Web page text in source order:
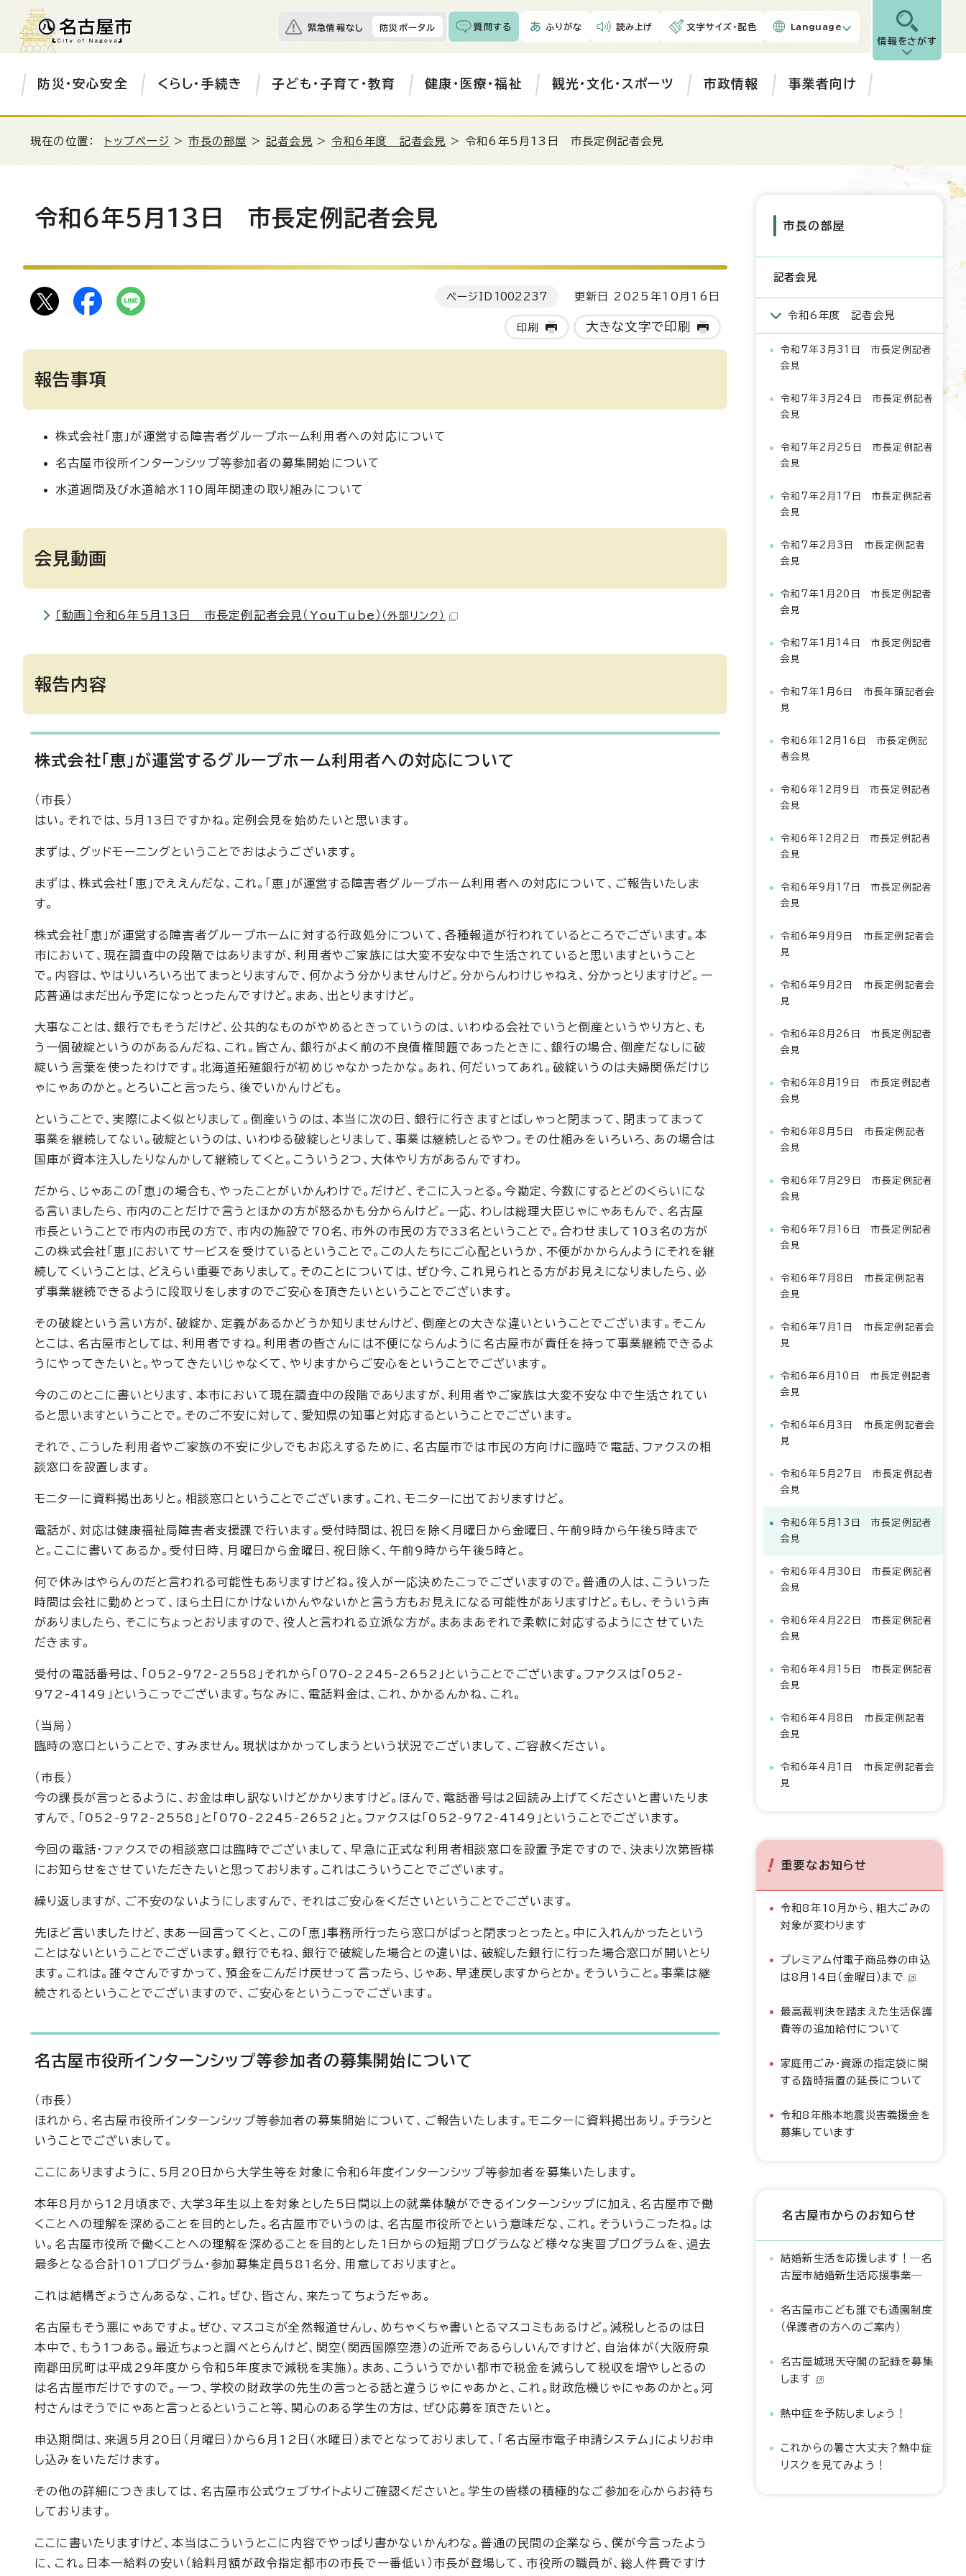
緊急情報なし 防災ポータル 質問する ふりがな 読み上げ 文字サイズ・配色 Language
情報をさがす
防災・安心安全 くらし・手続き 子ども・子育て・教育 健康・医療・福祉 観光・文化・スポーツ 市政情報 事業者向け
現在の位置： トップページ >市長の部屋 >記者会見>令和6年度 記者会見 > 令和6年5月13日 市長定例記者会見
令和6年5月13日 市長定例記者会見
ページID 1002237 更新日 2025年10月16日
印刷 大きな文字で印刷
報告事項
株式会社「恵」が運営する障害者グループホーム利用者への対応について
名古屋市役所インターンシップ等参加者の募集開始について
水道週間及び水道給水110周年関連の取り組みについて
会見動画
〔動画〕令和6年5月13日 市長定例記者会見（YouTube） （外部リンク）
報告内容
株式会社「恵」が運営するグループホーム利用者への対応について
（市長）
はい。それでは、5月13日ですかね。定例会見を始めたいと思います。
まずは、グッドモーニングということでおはようございます。
まずは、株式会社「恵」でええんだな、これ。「恵」が運営する障害者グループホーム利用者への対応について、ご報告いたしま
す。
株式会社「恵」が運営する障害者グループホームに対する行政処分について、各種報道が行われているところでございます。本
市において、現在調査中の段階ではありますが、利用者やご家族には大変不安な中で生活されていると思いますということ
で。内容は、やはりいろいろ出てまっとりますんで、何かよう分かりませんけど。分からんわけじゃねえ、分かっとりますけど。一
応普通はまだ出ん予定になっとったんですけど。まあ、出とりますけど。
大事なことは、銀行でもそうだけど、公共的なものがやめるときっていうのは、いわゆる会社でいうと倒産というやり方と、も
う一個破綻というのがあるんだね、これ。皆さん、銀行がよく前の不良債権問題であったときに、銀行の場合、倒産だなしに破
綻いう言葉を使ったわけです。北海道拓殖銀行が初めじゃなかったかな。あれ、何だいってあれ。破綻いうのは夫婦関係だけじ
ゃにゃあのかと。とろいこと言ったら、後でいかんけども。
ということで、実際によく似とりまして。倒産いうのは、本当に次の日、銀行に行きますとばしゃっと閉まって、閉まってまって
事業を継続してない。破綻というのは、いわゆる破綻しとりまして、事業は継続しとるやつ。その仕組みをいろいろ、あの場合は
国庫が資本注入したりなんかして継続してくと。こういう2つ、大体やり方があるんですわ。
だから、じゃあこの「恵」の場合も、やったことがいかんわけで。だけど、そこに入っとる。今勘定、今数にするとどのくらいにな
る言いましたら、市内のことだけで言うとほかの方が怒るかも分からんけど。一応、わしは総理大臣じゃにゃあもんで、名古屋
市長ということで市内の市民の方で、市内の施設で70名、市外の市民の方で33名ということで。合わせまして103名の方が
この株式会社「恵」においてサービスを受けているということで。この人たちにご心配というか、不便がかからんようにそれを継
続してくいうことは、どえらい重要でありまして。そのことについては、ぜひ今、これ見られとる方がお見えになりましたら、必
ず事業継続できるように段取りをしますのでご安心を頂きたいということでございます。
その破綻という言い方が、破綻か、定義があるかどうか知りませんけど、倒産との大きな違いということでございます。そこん
とこは、名古屋市としては、利用者ですね。利用者の皆さんには不便にならんように名古屋市が責任を持って事業継続できるよ
うにやってきたいと。やってきたいじゃなくて、やりますからご安心をということでございます。
今のこのとこに書いとります、本市において現在調査中の段階でありますが、利用者やご家族は大変不安な中で生活されてい
ると思いますということで。そのご不安に対して、愛知県の知事と対応するということでございます。
それで、こうした利用者やご家族の不安に少しでもお応えするために、名古屋市では市民の方向けに臨時で電話、ファクスの相
談窓口を設置します。
モニターに資料掲出ありと。相談窓口ということでございます。これ、モニターに出ておりますけど。
電話が、対応は健康福祉局障害者支援課で行います。受付時間は、祝日を除く月曜日から金曜日、午前9時から午後5時まで
と。ここに書いてあるか。受付日時、月曜日から金曜日、祝日除く、午前9時から午後5時と。
何で休みはやらんのだと言われる可能性もありますけどね。役人が一応決めたこっでございますので。普通の人は、こういった
時間は会社に勤めとって、ほら土日にかけないかんやないかと言う方もお見えになる可能性がありますけど。もし、そういう声
がありましたら、そこにちょっとおりますので、役人と言われる立派な方が。まあまあそれで柔軟に対応するようにさせていた
だきます。
受付の電話番号は、「052-972-2558」それから「070-2245-2652」ということでございます。ファクスは「052-
972-4149」というこっでございます。ちなみに、電話料金は、これ、かかるんかね、これ。
（当局）
臨時の窓口ということで、すみません。現状はかかってしまうという状況でございまして、ご容赦ください。
（市長）
今の課長が言っとるように、お金は申し訳ないけどかかりますけど。ほんで、電話番号は2回読み上げてくださいと書いたりま
すんで、「052-972-2558」と「070-2245-2652」と。ファクスは「052-972-4149」ということでございます。
今回の電話・ファクスでの相談窓口は臨時でございまして、早急に正式な利用者相談窓口を設置予定ですので、決まり次第皆様
にお知らせをさせていただきたいと思っております。これはこういうことでございます。
繰り返しますが、ご不安のないようにしますんで、それはご安心をくださいということでございます。
先ほど言いましたけど、まあ一回言ってくと、この「恵」事務所行ったら窓口がぱっと閉まっとったと。中に入れんかったという
ことはないということでございます。銀行でもね、銀行で破綻した場合との違いは、破綻した銀行に行った場合窓口が開いとり
ます。これは。誰々さんですかって、預金をこんだけ戻せって言ったら、じゃあ、早速戻しますからとか。そういうこと。事業は継
続されるということでございますので、ご安心をというこっでございます。
名古屋市役所インターンシップ等参加者の募集開始について
（市長）
ほれから、名古屋市役所インターンシップ等参加者の募集開始について、ご報告いたします。モニターに資料掲出あり。チラシと
いうことでございまして。
ここにありますように、5月20日から大学生等を対象に令和6年度インターンシップ等参加者を募集いたします。
本年8月から12月頃まで、大学3年生以上を対象とした5日間以上の就業体験ができるインターンシップに加え、名古屋市で働
くことへの理解を深めることを目的とした。名古屋市でいうのは、名古屋市役所でという意味だな、これ。そういうこったね。は
い。名古屋市役所で働くことへの理解を深めることを目的とした1日からの短期プログラムなど様々な実習プログラムを、過去
最多となる合計101プログラム・参加募集定員581名分、用意しておりますと。
これは結構ぎょうさんあるな、これ。ぜひ、皆さん、来たってちょうだゃあ。
名古屋もそう悪にゃあですよ。ぜひ、マスコミが全然報道せんし、めちゃくちゃ書いとるマスコミもあるけど。減税しとるのは日
本中で、もう1つある。最近ちょっと調べとらんけど、関空（関西国際空港）の近所であるらしいんですけど、自治体が（大阪府泉
南郡田尻町は平成29年度から令和5年度まで減税を実施）。まあ、こういうでかい都市で税金を減らして税収を増やしとるの
は名古屋市だけですので。一つ、学校の財政学の先生の言っとる話と違うじゃにゃあかと、これ。財政危機じゃにゃあのかと。河
村さんはそうでにゃあと言っとるということ等、関心のある学生の方は、ぜひ応募を頂きたいと。
申込期間は、来週5月20日（月曜日）から6月12日（水曜日）までとなっておりまして、「名古屋市電子申請システム」によりお申
し込みをいただけます。
その他の詳細につきましては、名古屋市公式ウェブサイトよりご確認くださいと。学生の皆様の積極的なご参加を心からお待ち
しております。
ここに書いたりますけど、本当はこういうとこに内容でやっぱり書かないかんわな。普通の民間の企業なら、僕が今言ったよう
に、これ。日本一給料の安い（給料月額が政令指定都市の市長で一番低い）市長が登場して、市役所の職員が、総人件費ですけ
市長の部屋
記者会見
令和6年度 記者会見
令和7年3月31日 市長定例記者
会見
令和7年3月24日 市長定例記者
会見
令和7年2月25日 市長定例記者
会見
令和7年2月17日 市長定例記者
会見
令和7年2月3日 市長定例記者
会見
令和7年1月20日 市長定例記者
会見
令和7年1月14日 市長定例記者
会見
令和7年1月6日 市長年頭記者会
見
令和6年12月16日 市長定例記
者会見
令和6年12月9日 市長定例記者
会見
令和6年12月2日 市長定例記者
会見
令和6年9月17日 市長定例記者
会見
令和6年9月9日 市長定例記者会
見
令和6年9月2日 市長定例記者会
見
令和6年8月26日 市長定例記者
会見
令和6年8月19日 市長定例記者
会見
令和6年8月5日 市長定例記者
会見
令和6年7月29日 市長定例記者
会見
令和6年7月16日 市長定例記者
会見
令和6年7月8日 市長定例記者
会見
令和6年7月1日 市長定例記者会
見
令和6年6月10日 市長定例記者
会見
令和6年6月3日 市長定例記者会
見
令和6年5月27日 市長定例記者
会見
令和6年5月13日 市長定例記者
会見
令和6年4月30日 市長定例記者
会見
令和6年4月22日 市長定例記者
会見
令和6年4月15日 市長定例記者
会見
令和6年4月8日 市長定例記者
会見
令和6年4月1日 市長定例記者会
見
重要なお知らせ
令和8年10月から、粗大ごみの
対象が変わります
プレミアム付電子商品券の申込
は8月14日（金曜日）まで
最高裁判決を踏まえた生活保護
費等の追加給付について
家庭用ごみ・資源の指定袋に関
する臨時措置の延長について
令和8年熊本地震災害義援金を
募集しています
名古屋市からのお知らせ
結婚新生活を応援します！―名
古屋市結婚新生活応援事業―
名古屋市こども誰でも通園制度
（保護者の方へのご案内）
名古屋城現天守閣の記録を募集
します
熱中症を予防しましょう！
これからの暑さ大丈夫？熱中症
リスクを見てみよう！